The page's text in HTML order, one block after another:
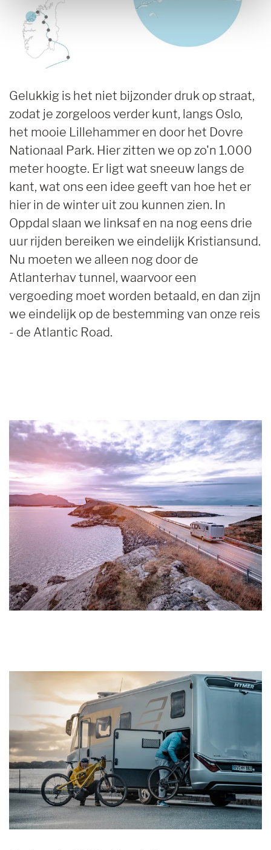
Gelukkig is het niet bijzonder druk op straat,
zodat je zorgeloos verder kunt, langs Oslo,
het mooie Lillehammer en door het Dovre
Nationaal Park. Hier zitten we op zo'n 1.000
meter hoogte. Er ligt wat sneeuw langs de
kant, wat ons een idee geeft van hoe het er
hier in de winter uit zou kunnen zien. In
Oppdal slaan we linksaf en na nog eens drie
uur rijden bereiken we eindelijk Kristiansund.
Nu moeten we alleen nog door de
Atlanterhav tunnel, waarvoor een
vergoeding moet worden betaald, en dan zijn
we eindelijk op de bestemming van onze reis
- de Atlantic Road.